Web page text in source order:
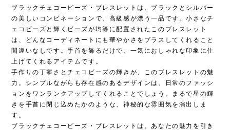
ブラックチェコービーズ・ブレスレットは、ブラックとシルバー
の美しいコンビネーションで、高級感が漂う一品です。小さなチ
ェコビーズと輝くビーズが均等に配置されたこのブレスレット
は、どんなコーディネートにも華やかさをプラスしてくれること
間違いなしです。手首を飾るだけで、一気におしゃれな印象に仕
上げてくれるアイテムです。
手作りの丁寧さとチェコビーズの輝きが、このブレスレットの魅
力。シンプルながらも存在感のあるデザインは、日常のファッシ
ョンをワンランクアップしてくれることでしょう。まるで星の輝
きを手首に閉じ込めたかのような、神秘的な雰囲気を演出しま
す。
ブラックチェコービーズ・ブレスレットは、あなたの魅力を引き